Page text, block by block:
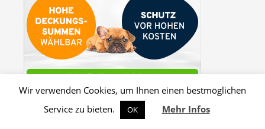
Wir verwenden Cookies, um Ihnen einen bestmöglichen
Service zu bieten.
OK Mehr Infos